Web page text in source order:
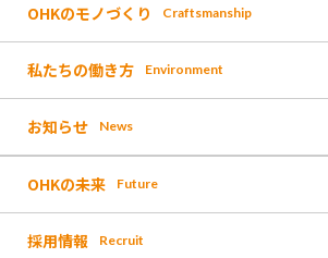
OHKのモノづくり Craftsmanship
金バク!
なんしょん?
私たちの働き方 Environment
福利厚生
働く環境
お知らせ News
OHKの未来 Future
これまでのOHK
採用情報 Recruit